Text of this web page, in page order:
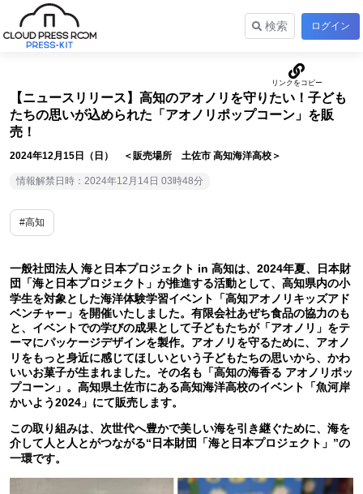
検索 ログイン
【ニュースリリース】高知のアオノリを守りたい！子ども
たちの思いが込められた「アオノリポップコーン」を販
売！
2024年12月15日（日） ＜販売場所 土佐市 高知海洋高校＞
情報解禁日時：2024年12月14日 03時48分
#高知
一般社団法人 海と日本プロジェクト in 高知は、2024年夏、日本財
団「海と日本プロジェクト」が推進する活動として、高知県内の小
学生を対象とした海洋体験学習イベント「高知アオノリキッズアド
ベンチャー」を開催いたしました。有限会社あぜち食品の協力のも
と、イベントでの学びの成果として子どもたちが「アオノリ」をテ
ーマにパッケージデザインを製作。アオノリを守るために、アオノ
リをもっと身近に感じてほしいという子どもたちの思いから、かわ
いいお菓子が生まれました。その名も「高知の海香る アオノリポッ
プコーン」。高知県土佐市にある高知海洋高校のイベント「魚河岸
かいよう2024」にて販売します。
この取り組みは、次世代へ豊かで美しい海を引き継ぐために、海を
介して人と人とがつながる“日本財団「海と日本プロジェクト」”の
一環です。